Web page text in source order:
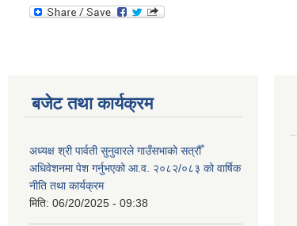
बजेट तथा कार्यक्रम
अध्यक्ष श्री पार्वती सुनुवारले गाउँसभाको सत्रौँ
अधिवेशनमा पेश गर्नुभएको आ.व. २०८२/०८३ को वार्षिक
नीति तथा कार्यक्रम
मिति: 06/20/2025 - 09:38